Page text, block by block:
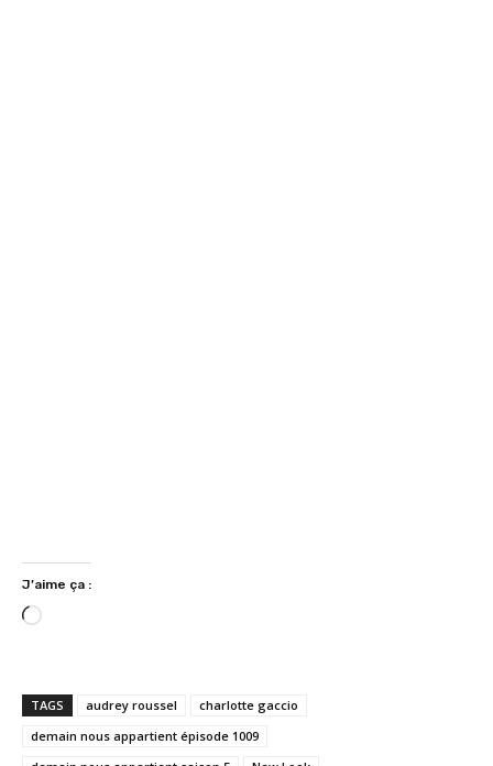
J’aime ça :
C
r
g
e
TAGS audrey roussel
charlotte gaccio
demain nous appartient épisode 1009